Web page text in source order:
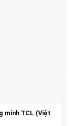
minh TCL (Việt